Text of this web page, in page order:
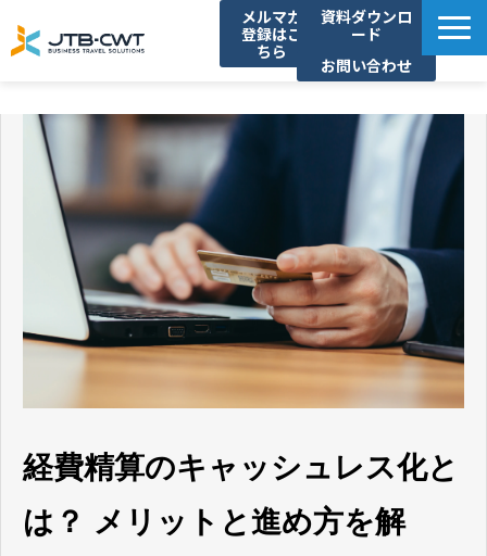
メルマガ
登録はこ
ちら
資料ダウンロ
ード
お問い合わせ
ソリューション紹介
導入事例
セミナー/イベント
コラム
お知らせ
よくあるご質問
経費精算のキャッシュレス化と
は？ メリットと進め方を解